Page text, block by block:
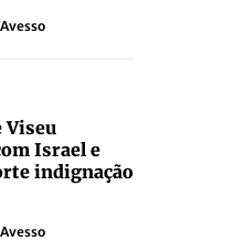
Viseu
Israel e
indignação